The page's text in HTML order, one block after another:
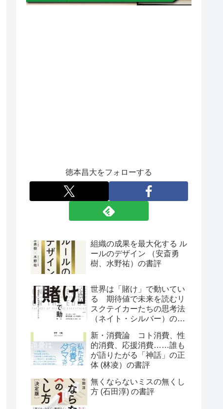
徳本昌大をフォローする
組織の成果を最大化する ル
ールのデザイン （安斎勇
樹、水野祐）の書評
世界は「賭け」で動いてい
る 期待値で未来を読むリ
スクテイカーたちの思考法
（ネイト・シルバー）の書
新・消費論 コト消費、性
的消費、応援消費……誰も
が語りたがる「神話」の正
体 (林凌）の書評
無くならないミスの無くし
方 (石田淳) の書評